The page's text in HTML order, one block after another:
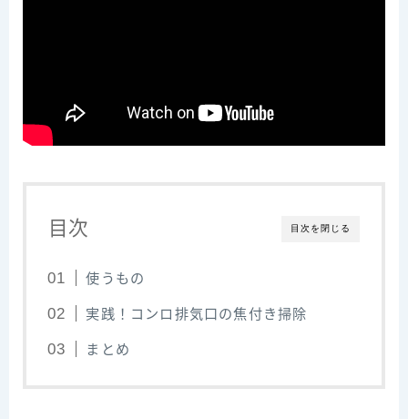
目次を閉じる
目次
使うもの
実践！コンロ排気口の焦付き掃除
まとめ